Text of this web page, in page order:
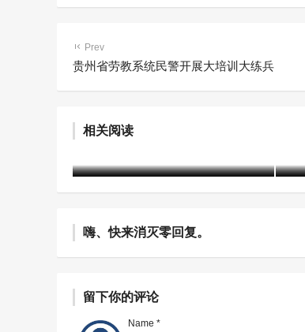
Prev
贵州省劳教系统民警开展大培训大练兵
相关阅读
传工作侧记
嗨、快来消灭零回复。
留下你的评论
Name *